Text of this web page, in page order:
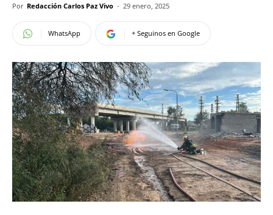
Por Redacción Carlos Paz Vivo - 29 enero, 2025
WhatsApp + Seguinos en Google